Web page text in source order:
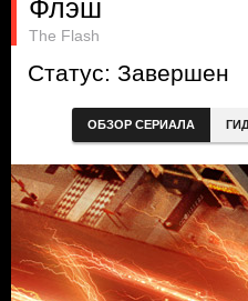
Флэш
The Flash
Статус: Завершен
ОБЗОР СЕРИАЛА